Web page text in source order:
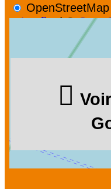
OpenStreetMap
Leaflet |©